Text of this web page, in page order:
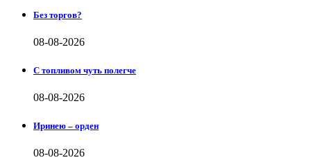
Без торгов?
08-08-2026
С топливом чуть полегче
08-08-2026
Иринею – орден
08-08-2026